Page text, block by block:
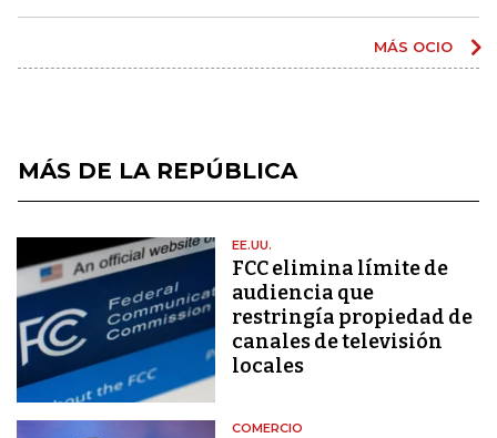
MÁS OCIO
MÁS DE LA REPÚBLICA
EE.UU.
FCC elimina límite de
audiencia que
restringía propiedad de
canales de televisión
locales
COMERCIO